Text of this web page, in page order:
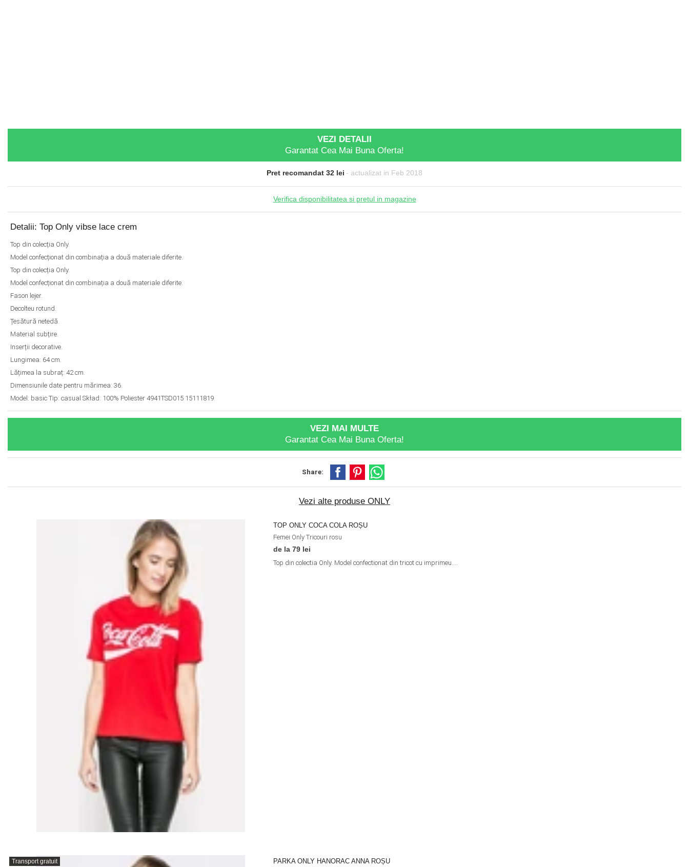
VEZI DETALII
Garantat Cea Mai Buna Oferta!
Pret recomandat 32 lei - actualizat in Feb 2018
Verifica disponibilitatea si pretul in magazine
Detalii: Top Only vibse lace crem
Top din colecția Only.
Model confecționat din combinația a două materiale diferite.
Top din colecția Only.
Model confecționat din combinația a două materiale diferite.
Fason lejer.
Decolteu rotund.
Țesătură netedă.
Material subțire.
Inserții decorative.
Lungimea: 64 cm.
Lățimea la subraț: 42 cm.
Dimensiunile date pentru mărimea: 36.
Model: basic Tip: casual Skład: 100% Poliester 4941TSD015 15111819.
VEZI MAI MULTE
Garantat Cea Mai Buna Oferta!
Share:
Vezi alte produse ONLY
TOP ONLY COCA COLA ROȘU
Femei Only Tricouri rosu
de la 79 lei
Top din colectia Only. Model confectionat din tricot cu imprimeu....
Transport gratuit PARKA ONLY HANORAC ANNA ROȘU